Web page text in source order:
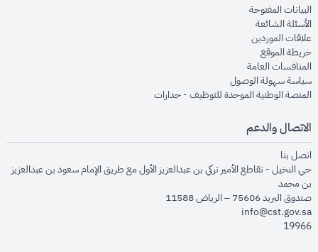
البيانات المفتوحةopens in new window
الأسئلة الشائعةopens in new window
علاقات الموردينopens in new window
خريطة الموقعopens in new window
المنافسات العامةopens in new window
سياسة سهولة الوصولopens in new window
المنصة الوطنية الموحدة للتوظيف - جداراتopens in new window
الاتصال والدعم
اتصل بنا
حي النخيل - تقاطع الأمير تركي بن عبدالعزيز الأول مع طريق الإمام سعود بن عبدالعزيز
بن محمد
صندوق البريد 75606 – الرياض 11588
info@cst.gov.sa
19966